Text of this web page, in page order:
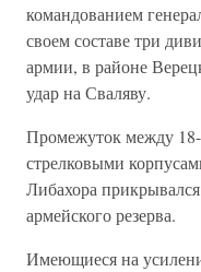
командованием
своем составе три
армии, в районе
удар на Сваляву.
Промежуток между
стрелковыми
Либахора
армейского резерва.
Имеющиеся на